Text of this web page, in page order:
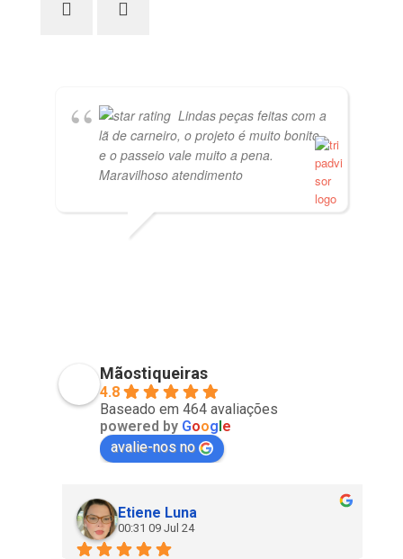
Lindas peças feitas com a
lã de carneiro, o projeto é muito bonito
e o passeio vale muito a pena.
Maravilhoso atendimento
Mãostiqueiras
4.8
Baseado em 464 avaliações
powered by Google
avalie-nos no
Etiene Luna
00:31 09 Jul 24